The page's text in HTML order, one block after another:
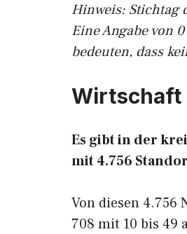
Hinweis: Stichtag
Eine Angabe von
bedeuten, dass
Wirtschaft
Es gibt in der
mit 4.756
Von diesen 4.756
708 mit 10 bis 49